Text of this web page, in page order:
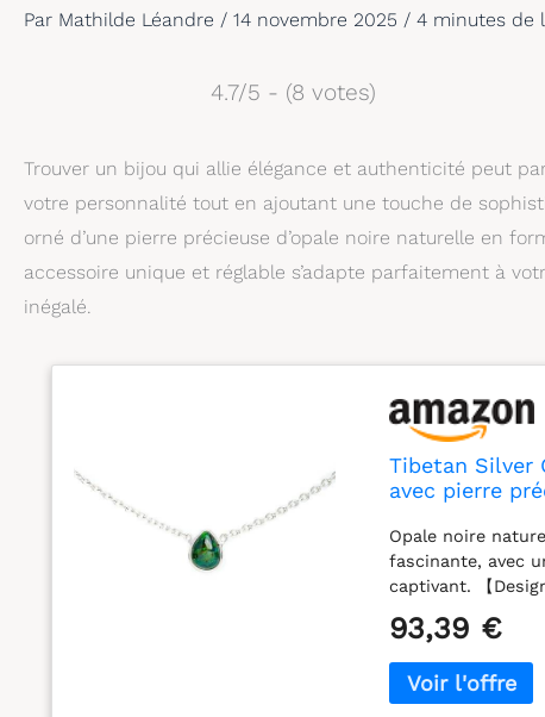
Par Mathilde Léandre / 14 novembre 2025 / 4 minutes de
4.7/5 - (8 votes)
Trouver un bijou qui allie élégance et authenticité peut
votre personnalité tout en ajoutant une touche de
orné d’une pierre précieuse d’opale noire naturelle en
accessoire unique et réglable s’adapte parfaitement à
inégalé.
Tibetan Silver
avec pierre
Opale noire
fascinante, avec
captivant. 【
seul. 【Détails
une délicate
mesurant 7 x 10
93,39 €